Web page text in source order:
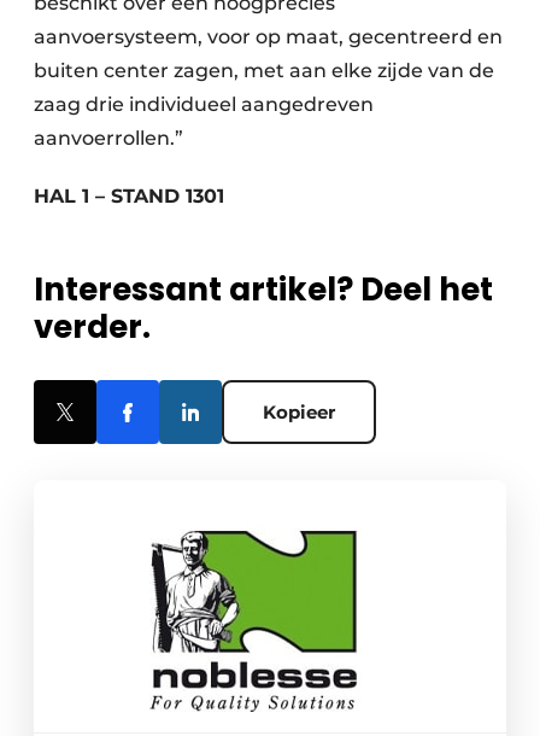
aanvoersysteem, voor op maat, gecentreerd en
buiten center zagen, met aan elke zijde van de
zaag drie individueel aangedreven
aanvoerrollen.”
HAL 1 – STAND 1301
Interessant artikel? Deel het
verder.
Kopieer